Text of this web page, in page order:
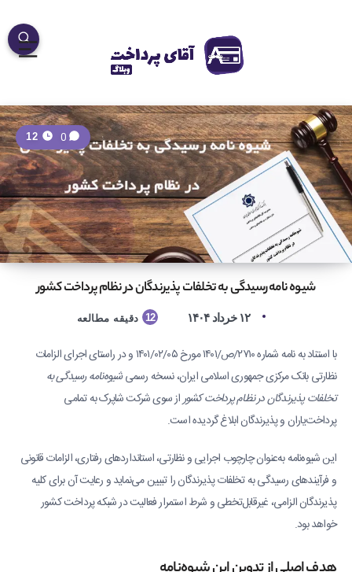
0
شیوه نامه رسیدگی به تخلفات پذیرندگان در نظام پرداخت کشور
۱۲ خرداد ۱۴۰۴ 12 دقیقه مطالعه
با استناد به نامه شماره ۲۷۱۰/ص/۱۴۰۱ مورخ ۱۴۰۱/۰۲/۰۵ و در راستای اجرای الزامات
نظارتی بانک مرکزی جمهوری اسلامی ایران، نسخه رسمیشیوه‌نامه رسیدگی به
تخلفات پذیرندگان در نظام پرداخت کشوراز سوی شرکت شاپرک به تمامی
پرداخت‌یاران و پذیرندگان ابلاغ گردیده است.
این شیوه‌نامه به‌عنوان چارچوب اجرایی و نظارتی، استانداردهای رفتاری، الزامات قانونی
و فرآیندهای رسیدگی به تخلفات پذیرندگان را تبیین می‌نماید و رعایت آن برای کلیه
پذیرندگان الزامی، غیرقابل‌تخطی و شرط استمرار فعالیت در شبکه پرداخت کشور
خواهد بود.